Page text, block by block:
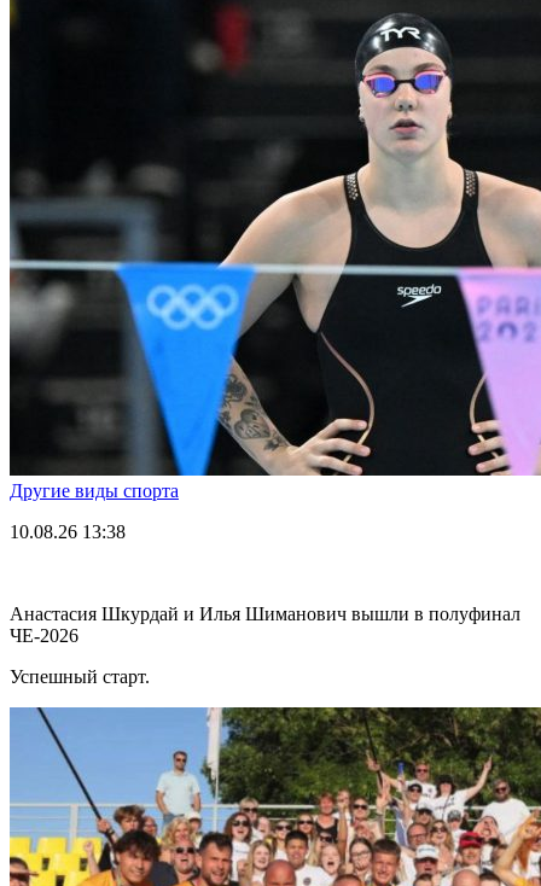
Другие виды спорта
10.08.26 13:38
Анастасия Шкурдай и Илья Шиманович вышли в полуфинал
ЧЕ-2026
Успешный старт.